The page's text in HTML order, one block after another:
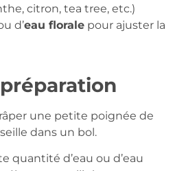
citron, tea tree, etc.)
d’eau florale pour ajuster la
une petite poignée de
dans un bol.
quantité d’eau ou d’eau